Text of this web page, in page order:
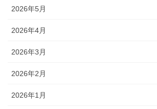
2026年5月
2026年4月
2026年3月
2026年2月
2026年1月